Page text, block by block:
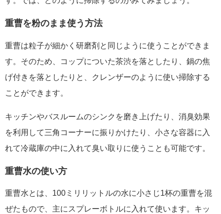
重曹を粉のまま使う方法
重曹は粒子が細かく研磨剤と同じように使うことができま
す。そのため、コップについた茶渋を落としたり、鍋の焦
げ付きを落としたりと、クレンザーのように使い掃除する
ことができます。
キッチンやバスルームのシンクを磨き上げたり、消臭効果
を利用して三角コーナーに振りかけたり、小さな容器に入
れて冷蔵庫の中に入れて臭い取りに使うことも可能です。
重曹水の使い方
重曹水とは、100ミリリットルの水に小さじ1杯の重曹を混
ぜたもので、主にスプレーボトルに入れて使います。キッ